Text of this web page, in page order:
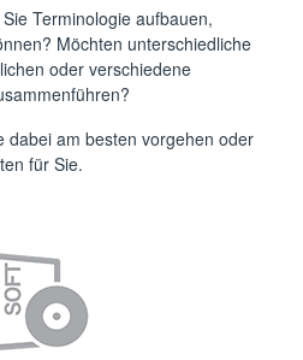
Terminologie aufbauen,
Möchten unterschiedliche
oder verschiedene
dabei am besten vorgehen oder
für Sie.